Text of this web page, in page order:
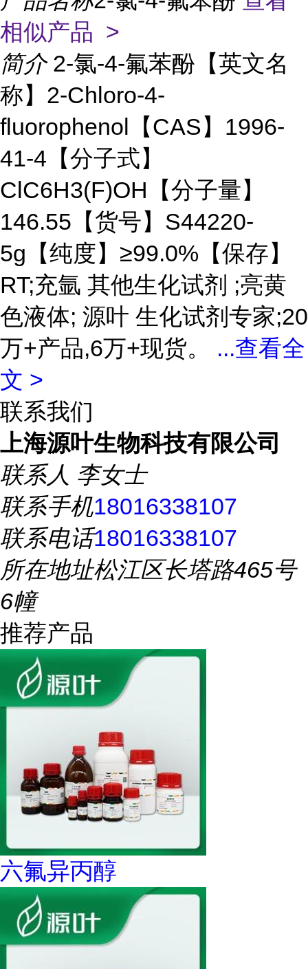
相似产品 >
简介 2-氯-4-氟苯酚【英文名
称】2-Chloro-4-
fluorophenol【CAS】1996-
41-4【分子式】
ClC6H3(F)OH【分子量】
146.55【货号】S44220-
5g【纯度】≥99.0%【保存】
RT;充氩 其他生化试剂 ;亮黄
色液体; 源叶 生化试剂专家;20
万+产品,6万+现货。 ...查看全
文 >
联系我们
上海源叶生物科技有限公司
联系人 李女士
联系手机18016338107
联系电话18016338107
所在地址松江区长塔路465号
6幢
推荐产品
六氟异丙醇